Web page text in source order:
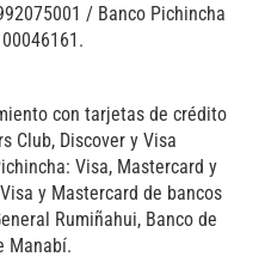
/ Banco Pichincha
con tarjetas de crédito
Club, Discover y Visa
Visa, Mastercard y
y Mastercard de bancos
Rumiñahui, Banco de
Manabí.